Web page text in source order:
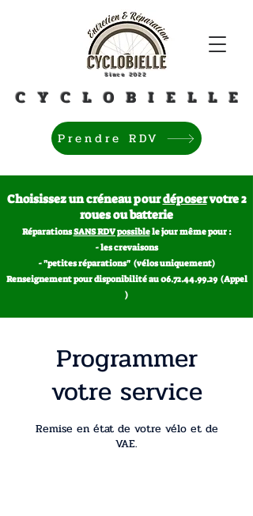
C Y C L O B I E L L E
Since 2022
Prendre RDV
Choisissez un créneau pourdéposervotre 2
roues ou batterie
RéparationsSANS RDV possiblele jour même pour :
- les crevaisons
- "petites réparations" (vélos uniquement)
Renseignement pour disponibilité au 06.72.44.99.29 (Appel
)
Programmer
votre service
Remise en état de votre vélo et de
VAE.